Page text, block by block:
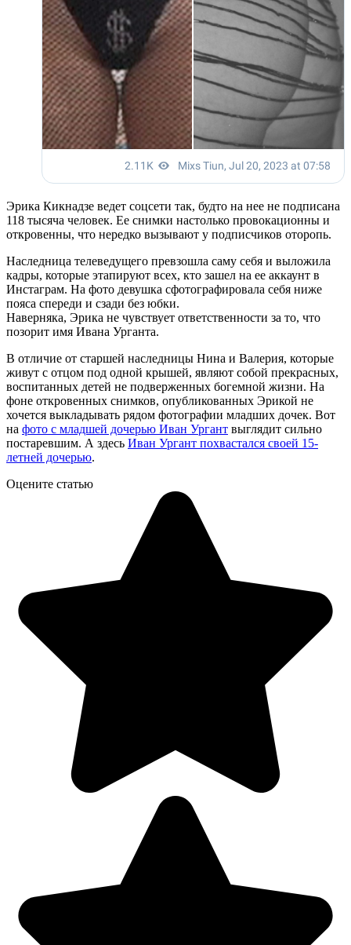
Эрика Кикнадзе ведет соцсети так, будто на нее не подписана
118 тысяча человек. Ее снимки настолько провокационны и
откровенны, что нередко вызывают у подписчиков оторопь.
Наследница телеведущего превзошла саму себя и выложила
кадры, которые этапируют всех, кто зашел на ее аккаунт в
Инстаграм. На фото девушка сфотографировала себя ниже
пояса спереди и сзади без юбки.
Наверняка, Эрика не чувствует ответственности за то, что
позорит имя Ивана Урганта.
В отличие от старшей наследницы Нина и Валерия, которые
живут с отцом под одной крышей, являют собой прекрасных,
воспитанных детей не подверженных богемной жизни. На
фоне откровенных снимков, опубликованных Эрикой не
хочется выкладывать рядом фотографии младших дочек. Вот
на фото с младшей дочерью Иван Ургант выглядит сильно
постаревшим. А здесь Иван Ургант похвастался своей 15-
летней дочерью.
Оцените статью